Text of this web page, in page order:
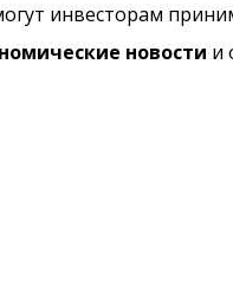
инвесторам
новости и